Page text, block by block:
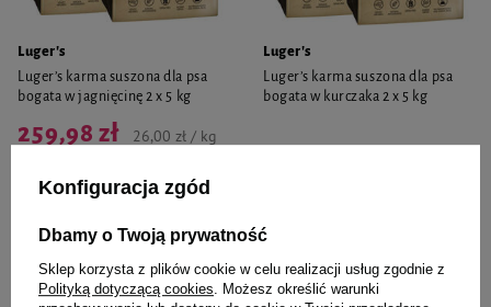
Luger's
Luger’s karma suszona dla psa
bogata w jagnięcinę 2 x 5 kg
Cena regularna: 499,80 zł
259,98 zł
30 dni przed wprowadzeniem
obniżki: 249,00 zł
26,00 zł / kg
- +
Luger's
Luger’s karma suszona dla psa
bogata w kurczaka 2 x 5 kg
- +
Konfiguracja zgód
Dbamy o Twoją prywatność
Sklep korzysta z plików cookie w celu realizacji usług zgodnie z
Polityką dotyczącą cookies. Możesz określić warunki